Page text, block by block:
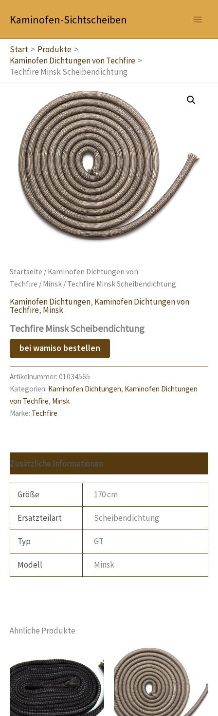
InhaltKaminofen-Sichtscheiben
Start
Produkte
Kaminofen Dichtungen von Techfire
Techfire Minsk Scheibendichtung
Startseite / Kaminofen Dichtungen von
Techfire / Minsk / Techfire Minsk Scheibendichtung
Kaminofen Dichtungen, Kaminofen Dichtungen von
Techfire, Minsk
Techfire Minsk Scheibendichtung
bei wamiso bestellen
Artikelnummer: 01034565
Kategorien: Kaminofen Dichtungen, Kaminofen Dichtungen
von Techfire, Minsk
Marke: Techfire
Zusätzliche Informationen
Größe 170 cm
Ersatzteilart Scheibendichtung
Typ GT
Modell Minsk
Ähnliche Produkte